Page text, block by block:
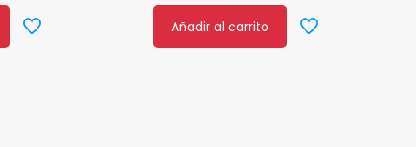
página
Añadir al carrito